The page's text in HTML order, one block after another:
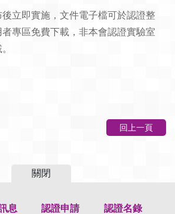
立即實施，文件電子檔可於認證整
專區免費下載，非本會認證實驗室
回上一頁
關閉
息 認證申請 認證名錄